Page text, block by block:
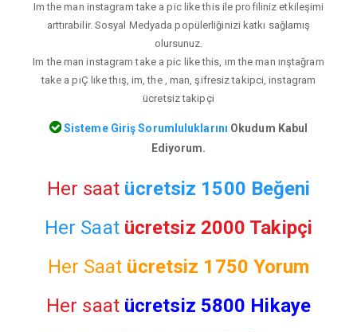
Im the man instagram take a pic like this ile profiliniz etkileşimi
arttırabilir. Sosyal Medyada popülerliğinizi katkı sağlamış
olursunuz.
Im the man instagram take a pic like this, ım the man ınştağram
take a pıÇ lıke thış, im, the , man, şifresiz takipci, instagram
ücretsiz takipçi
Sisteme Giriş Sorumluluklarını Okudum Kabul
Ediyorum.
Her saat ücretsiz 1500 Beğeni
Her Saat ücretsiz 2000 Takipçi
Her Saat ücretsiz 1750 Yorum
Her saat ücretsiz 5800 Hikaye